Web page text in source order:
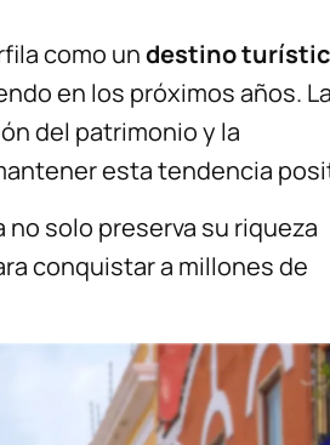
como undestino
en los próximos años. La
del patrimonio y la
esta tendencia
no solo preserva su riqueza
conquistar a millones de